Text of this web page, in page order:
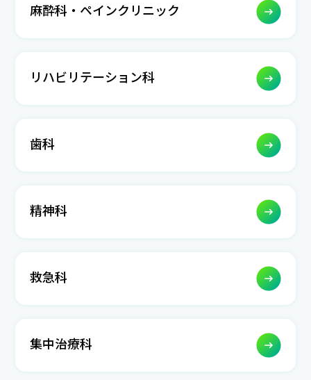
麻酔科・ペインクリニック
リハビリテーション科
歯科
精神科
救急科
集中治療科